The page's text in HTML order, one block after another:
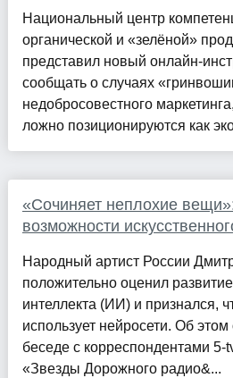
Национальный центр
органической и «зелёной»
представил новый онлайн-
сообщать о случаях
недобросовестного
ложно позиционируются как
«Сочиняет неплохие
возможности
Народный артист России
положительно оценил
интеллекта (ИИ) и признался,
использует нейросети. Об этом
беседе с корреспондентами 5-
«Звезды Дорожного радио&...